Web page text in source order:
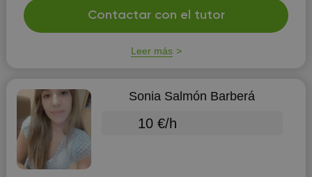
Contactar con el tutor
Leer más
Sonia Salmón Barberá
10 €/h